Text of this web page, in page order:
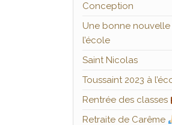
Conception
Une bonne
l’école
Saint Nicolas
Toussaint 2023 à
Rentrée des classes
Retraite de Carême